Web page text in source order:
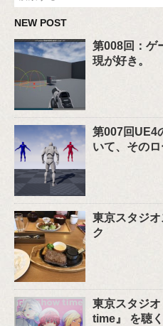
NEW POST
第008回：ゲ
現が好き。
第007回UE4
いて、その
東京スタジ
ク
東京スタジ
time』 を聴く